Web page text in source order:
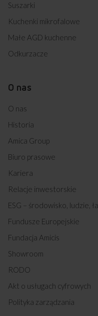
Suszarki
Kuchenki mikrofalowe
Małe AGD kuchenne
Odkurzacze
O nas
O nas
Historia
Amica Group
Biuro prasowe
Kariera
Relacje inwestorskie
ESG – środowisko, ludzie,
Fundusze Europejskie
Fundacja Amicis
Showroom
RODO
Akt o usługach cyfrowych
Polityka zarządzania